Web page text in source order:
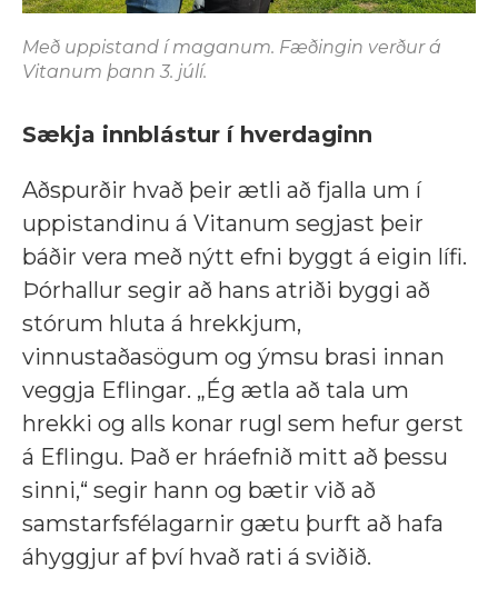
Með uppistand í maganum. Fæðingin verður á
Vitanum þann 3. júlí.
Sækja innblástur í hverdaginn
Aðspurðir hvað þeir ætli að fjalla um í
uppistandinu á Vitanum segjast þeir
báðir vera með nýtt efni byggt á eigin lífi.
Þórhallur segir að hans atriði byggi að
stórum hluta á hrekkjum,
vinnustaðasögum og ýmsu brasi innan
veggja Eflingar. „Ég ætla að tala um
hrekki og alls konar rugl sem hefur gerst
á Eflingu. Það er hráefnið mitt að þessu
sinni,“ segir hann og bætir við að
samstarfsfélagarnir gætu þurft að hafa
áhyggjur af því hvað rati á sviðið.